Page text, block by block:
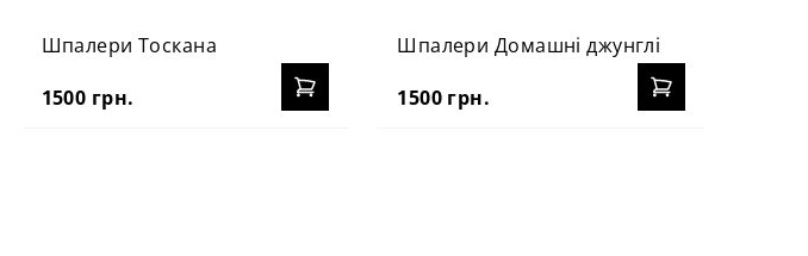
Шпалери Тоскана
1500 грн.
Шпалери Домашні джунглі
1500 грн.